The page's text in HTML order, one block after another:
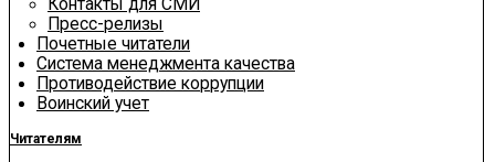
Контакты для СМИ
Пресс-релизы
Почетные читатели
Система менеджмента качества
Противодействие коррупции
Воинский учет
Читателям